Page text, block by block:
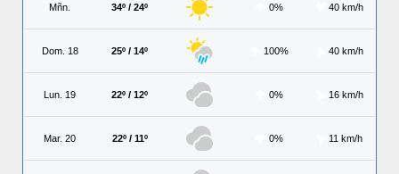
Mñn. 34º / 24º 0% 40 km/h
Dom. 18 25º / 14º 100% 40 km/h
Lun. 19 22º / 12º 0% 16 km/h
Mar. 20 22º / 11º 0% 11 km/h